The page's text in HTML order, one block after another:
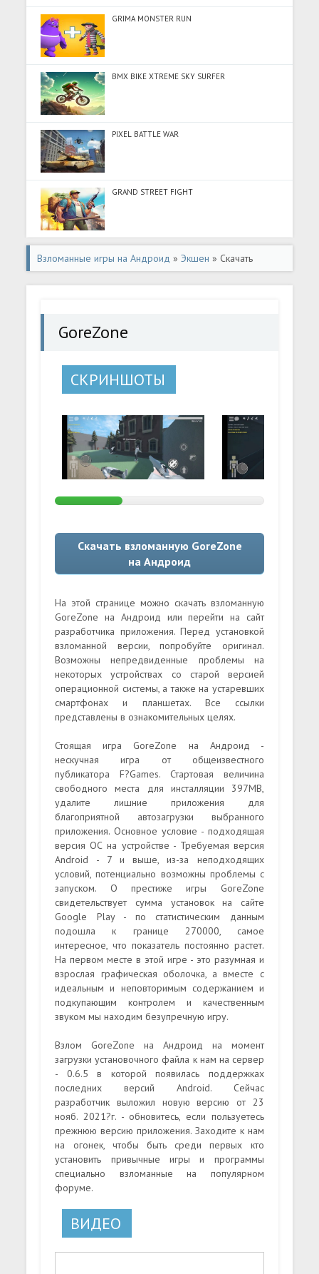
GRIMA MONSTER RUN
BMX BIKE XTREME SKY SURFER
PIXEL BATTLE WAR
GRAND STREET FIGHT
Взломанные игры на Андроид »Экшен » Скачать
GoreZone (Много денег) на Андроид
GoreZone
СКРИНШОТЫ
Скачать взломанную GoreZone
на Андроид
На этой странице можно скачать взломанную
GoreZone на Андроид или перейти на сайт
разработчика приложения. Перед установкой
взломанной версии, попробуйте оригинал.
Возможны непредвиденные проблемы на
некоторых устройствах со старой версией
операционной системы, а также на устаревших
смартфонах и планшетах. Все ссылки
представлены в ознакомительных целях.
Стоящая игра GoreZone на Андроид -
нескучная игра от общеизвестного
публикатора F?Games. Стартовая величина
свободного места для инсталляции 397MB,
удалите лишние приложения для
благоприятной автозагрузки выбранного
приложения. Основное условие - подходящая
версия ОС на устройстве - Требуемая версия
Android - 7 и выше, из-за неподходящих
условий, потенциально возможны проблемы с
запуском. О престиже игры GoreZone
свидетельствует сумма установок на сайте
Google Play - по статистическим данным
подошла к границе 270000, самое
интересное, что показатель постоянно растет.
На первом месте в этой игре - это разумная и
взрослая графическая оболочка, а вместе с
идеальным и неповторимым содержанием и
подкупающим контролем и качественным
звуком мы находим безупречную игру.
Взлом GoreZone на Андроид на момент
загрузки установочного файла к нам на сервер
- 0.6.5 в которой появилась поддержках
последних версий Android. Сейчас
разработчик выложил новую версию от 23
нояб. 2021?г. - обновитесь, если пользуетесь
прежнюю версию приложения. Заходите к нам
на огонек, чтобы быть среди первых кто
установить привычные игры и программы
специально взломанные на популярном
форуме.
ВИДЕО